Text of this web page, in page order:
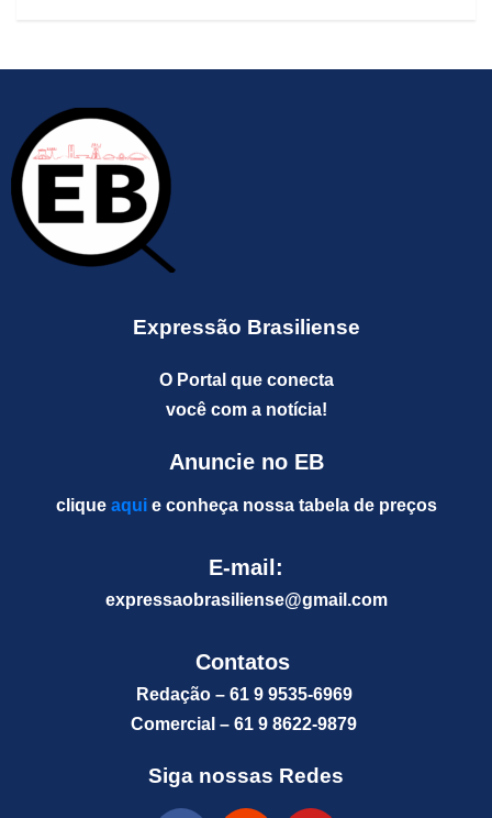
Expressão Brasiliense
O Portal que conecta
você com a notícia!
Anuncie no EB
clique aquie conheça nossa tabela de preços
E-mail:
expressaobrasiliense@gmail.com
Contatos
Redação – 61 9 9535-6969
Comercial – 61 9 8622-9879
Siga nossas Redes